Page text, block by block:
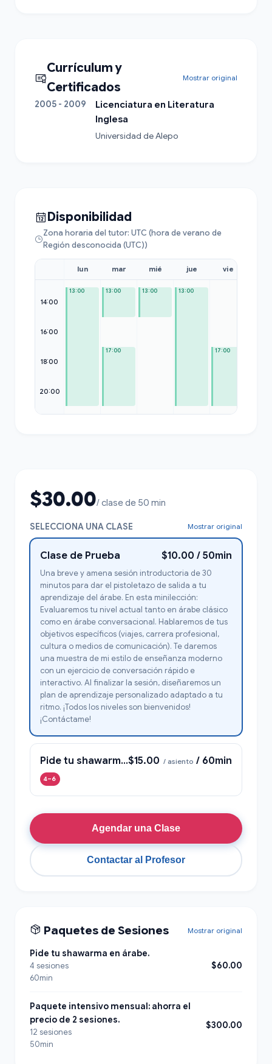
Currículum y
Certificados
Mostrar original
2005 - 2009
Licenciatura en Literatura
Inglesa
Universidad de Alepo
Disponibilidad
Zona horaria del tutor: UTC (hora de verano de
Región desconocida (UTC))
14:00
16:00
18:00
20:00
lun
13:00
mar
13:00
17:00
mié
13:00
jue
13:00
vie
17:00
$30.00/ clase de 50 min
SELECCIONA UNA CLASE Mostrar original
Clase de Prueba $10.00 / 50min
Una breve y amena sesión introductoria de 30
minutos para dar el pistoletazo de salida a tu
aprendizaje del árabe. En esta minilección:
Evaluaremos tu nivel actual tanto en árabe clásico
como en árabe conversacional. Hablaremos de tus
objetivos específicos (viajes, carrera profesional,
cultura o medios de comunicación). Te daremos
una muestra de mi estilo de enseñanza moderno
con un ejercicio de conversación rápido e
interactivo. Al finalizar la sesión, diseñaremos un
plan de aprendizaje personalizado adaptado a tu
ritmo. ¡Todos los niveles son bienvenidos!
¡Contáctame!
Pide tu shawarma en árabe.$15.00 / asiento / 60min
4–6
Agendar una Clase
Contactar al Profesor
Paquetes de Sesiones Mostrar original
Pide tu shawarma en árabe.
4 sesiones
60min
$60.00
Paquete intensivo mensual: ahorra el
precio de 2 sesiones.
12 sesiones
50min
$300.00